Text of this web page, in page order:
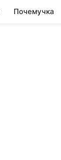
Почемучка